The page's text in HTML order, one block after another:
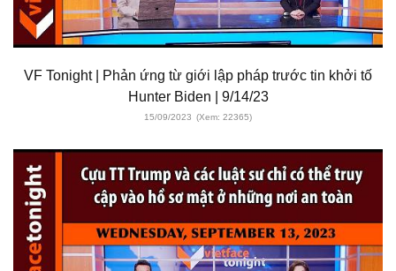
VF Tonight | Phản ứng từ giới lập pháp trước tin khởi tố
Hunter Biden | 9/14/23
15/09/2023 (Xem: 22365)